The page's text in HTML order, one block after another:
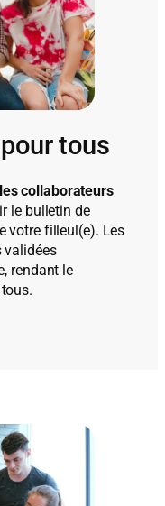
tous
collaborateurs
le bulletin de
votre filleul(e). Les
validées
rendant le